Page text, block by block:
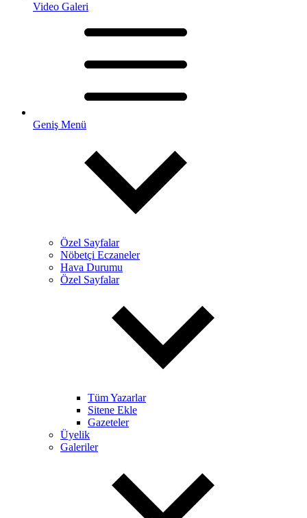
Video Galeri
Geniş Menü
Özel Sayfalar
Nöbetçi Eczaneler
Hava Durumu
Özel Sayfalar
Tüm Yazarlar
Sitene Ekle
Gazeteler
Üyelik
Galeriler